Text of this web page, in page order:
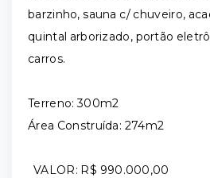
barzinho, sauna c/ chuveiro,
quintal arborizado, portão
carros.
Terreno: 300m2
Área Construída: 274m2
VALOR: R$ 990.000,00